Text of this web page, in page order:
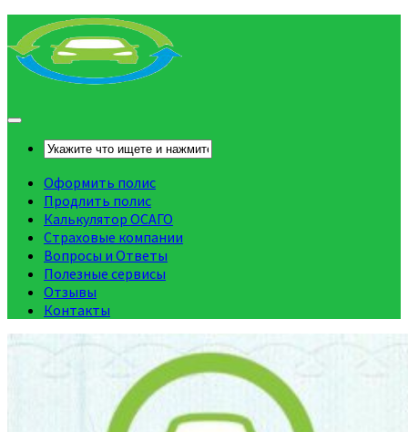
Оформить полис
Продлить полис
Калькулятор ОСАГО
Страховые компании
Вопросы и Ответы
Полезные сервисы
Отзывы
Контакты